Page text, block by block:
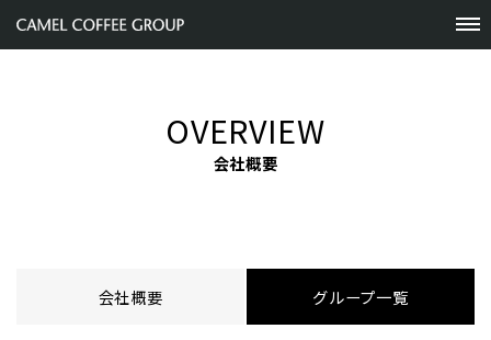
OVERVIEW
会社概要
会社概要 グループ一覧